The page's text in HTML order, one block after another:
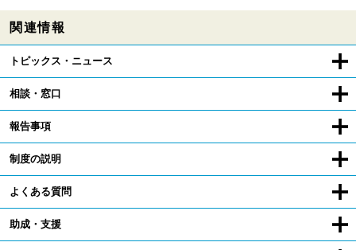
関連情報
トピックス・ニュース
相談・窓口
報告事項
制度の説明
よくある質問
助成・支援